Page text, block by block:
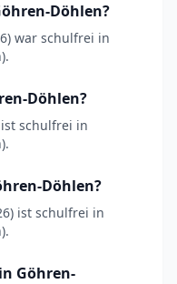
Döhlen?
war schulfrei in
Döhlen?
ist schulfrei in
Döhlen?
ist schulfrei in
Göhren-